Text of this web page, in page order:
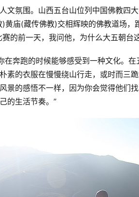
文氛围。山西五台山位列中国佛教四
黄庙(藏传佛教)交相辉映的佛教道场，
的前一天，我问他，为什么大五朝台
在奔跑的时候能够感受到一种文化。
素的衣服在慢慢绕山行走，或时而三
景的感悟不一样，因为你会觉得他们
的生活节奏。”